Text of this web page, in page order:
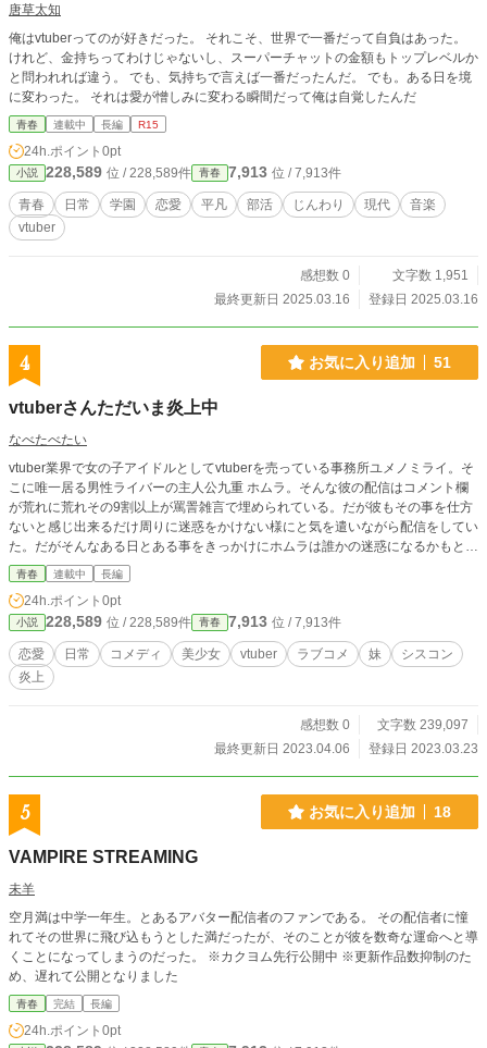
唐草太知
俺はvtuberってのが好きだった。 それこそ、世界で一番だって自負はあった。
けれど、金持ちってわけじゃないし、スーパーチャットの金額もトップレベルか
と問われれば違う。 でも、気持ちで言えば一番だったんだ。 でも。ある日を境
に変わった。 それは愛が憎しみに変わる瞬間だって俺は自覚したんだ
青春 連載中 長編 R15
24h.ポイント 0pt
小説 228,589 位 / 228,589件 青春 7,913 位 / 7,913件
青春 日常 学園 恋愛 平凡 部活 じんわり 現代
音楽
vtuber
感想数 0
文字数 1,951
最終更新日 2025.03.16
登録日 2025.03.16
4 お気に入り追加 51
vtuberさんただいま炎上中
なべたべたい
vtuber業界で女の子アイドルとしてvtuberを売っている事務所ユメノミライ。そ
こに唯一居る男性ライバーの主人公九重 ホムラ。そんな彼の配信はコメント欄
が荒れに荒れその9割以上が罵詈雑言で埋められている。だが彼もその事を仕方
ないと感じ出来るだけ周りに迷惑をかけない様にと気を遣いながら配信をしてい
た。だがそんなある日とある事をきっかけにホムラは誰かの迷惑になるかもと考
える前に、もっと昔の様に配信がしたいと思い。その気持ちを胸に新たに出来た
仲間たちとvtuber界隈のトップを目指す物語。 この小説はカクヨムや小説家に
なろう・ノベルアップ＋・ハーメルン・ノベルピアでも掲載されています。
青春 連載中 長編
24h.ポイント 0pt
小説 228,589 位 / 228,589件 青春 7,913 位 / 7,913件
恋愛 日常 コメディ 美少女 vtuber ラブコメ 妹
シスコン
炎上
感想数 0
文字数 239,097
最終更新日 2023.04.06
登録日 2023.03.23
5 お気に入り追加 18
VAMPIRE STREAMING
未羊
空月満は中学一年生。とあるアバター配信者のファンである。 その配信者に憧
れてその世界に飛び込もうとした満だったが、そのことが彼を数奇な運命へと導
くことになってしまうのだった。 ※カクヨム先行公開中 ※更新作品数抑制のた
め、遅れて公開となりました
青春 完結 長編
24h.ポイント 0pt